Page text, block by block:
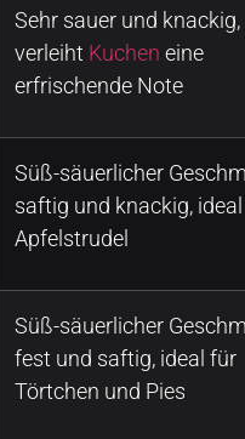
Sehr sauer und knackig,
verleiht Kuchen eine
erfrischende Note
Süß-säuerlicher
saftig und knackig,
Apfelstrudel
Süß-säuerlicher
fest und saftig, ideal für
Törtchen und Pies